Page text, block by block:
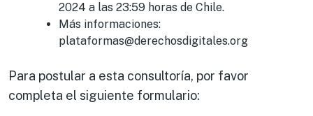
2024 a las 23:59 horas de Chile.
Más informaciones:
plataformas@derechosdigitales.org
Para postular a esta consultoría, por favor
completa el siguiente formulario: